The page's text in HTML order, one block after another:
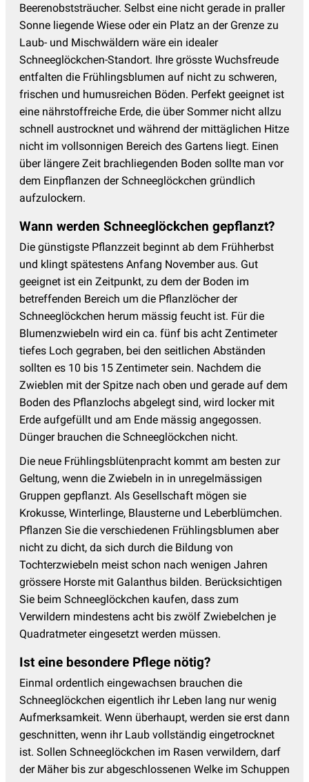
Beerenobststräucher. Selbst eine nicht gerade in praller
Sonne liegende Wiese oder ein Platz an der Grenze zu
Laub- und Mischwäldern wäre ein idealer
Schneeglöckchen-Standort. Ihre grösste Wuchsfreude
entfalten die Frühlingsblumen auf nicht zu schweren,
frischen und humusreichen Böden. Perfekt geeignet ist
eine nährstoffreiche Erde, die über Sommer nicht allzu
schnell austrocknet und während der mittäglichen Hitze
nicht im vollsonnigen Bereich des Gartens liegt. Einen
über längere Zeit brachliegenden Boden sollte man vor
dem Einpflanzen der Schneeglöckchen gründlich
aufzulockern.
Wann werden Schneeglöckchen gepflanzt?
Die günstigste Pflanzzeit beginnt ab dem Frühherbst
und klingt spätestens Anfang November aus. Gut
geeignet ist ein Zeitpunkt, zu dem der Boden im
betreffenden Bereich um die Pflanzlöcher der
Schneeglöckchen herum mässig feucht ist. Für die
Blumenzwiebeln wird ein ca. fünf bis acht Zentimeter
tiefes Loch gegraben, bei den seitlichen Abständen
sollten es 10 bis 15 Zentimeter sein. Nachdem die
Zwieblen mit der Spitze nach oben und gerade auf dem
Boden des Pflanzlochs abgelegt sind, wird locker mit
Erde aufgefüllt und am Ende mässig angegossen.
Dünger brauchen die Schneeglöckchen nicht.
Die neue Frühlingsblütenpracht kommt am besten zur
Geltung, wenn die Zwiebeln in in unregelmässigen
Gruppen gepflanzt. Als Gesellschaft mögen sie
Krokusse, Winterlinge, Blausterne und Leberblümchen.
Pflanzen Sie die verschiedenen Frühlingsblumen aber
nicht zu dicht, da sich durch die Bildung von
Tochterzwiebeln meist schon nach wenigen Jahren
grössere Horste mit Galanthus bilden. Berücksichtigen
Sie beim Schneeglöckchen kaufen, dass zum
Verwildern mindestens acht bis zwölf Zwiebelchen je
Quadratmeter eingesetzt werden müssen.
Ist eine besondere Pflege nötig?
Einmal ordentlich eingewachsen brauchen die
Schneeglöckchen eigentlich ihr Leben lang nur wenig
Aufmerksamkeit. Wenn überhaupt, werden sie erst dann
geschnitten, wenn ihr Laub vollständig eingetrocknet
ist. Sollen Schneeglöckchen im Rasen verwildern, darf
der Mäher bis zur abgeschlossenen Welke im Schuppen